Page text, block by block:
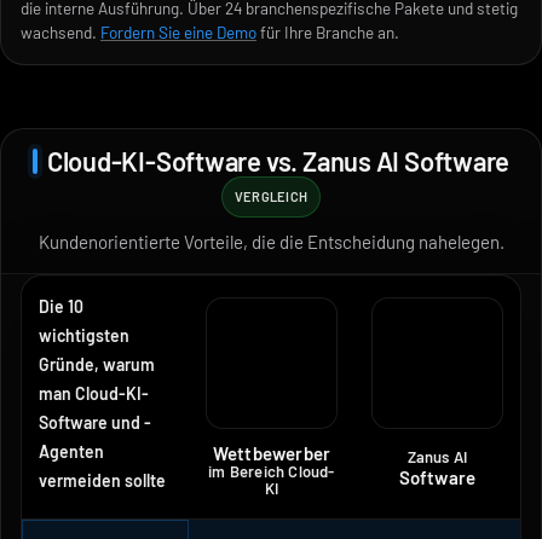
die interne Ausführung. Über 24 branchenspezifische Pakete und stetig
wachsend. Fordern Sie eine Demofür Ihre Branche an.
Cloud-KI-Software vs. Zanus AI Software
VERGLEICH
Kundenorientierte Vorteile, die die Entscheidung nahelegen.
Die 10
wichtigsten
Gründe, warum
man Cloud-KI-
Software und -
Agenten
vermeiden sollte
Wettbewerber
im Bereich Cloud-
KI
Zanus AI
Software